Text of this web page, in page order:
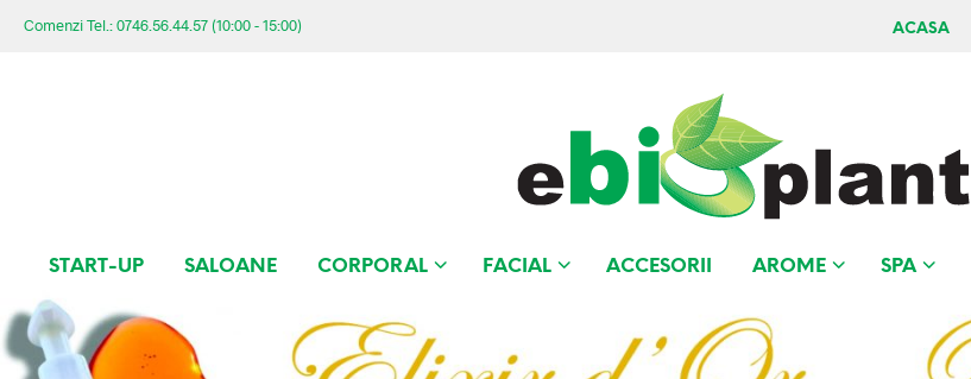
Comenzi Tel.: 0746.56.44.57 (10:00 - 15:00) ACASA
START-UP SALOANE CORPORAL FACIAL ACCESORII AROME SPA